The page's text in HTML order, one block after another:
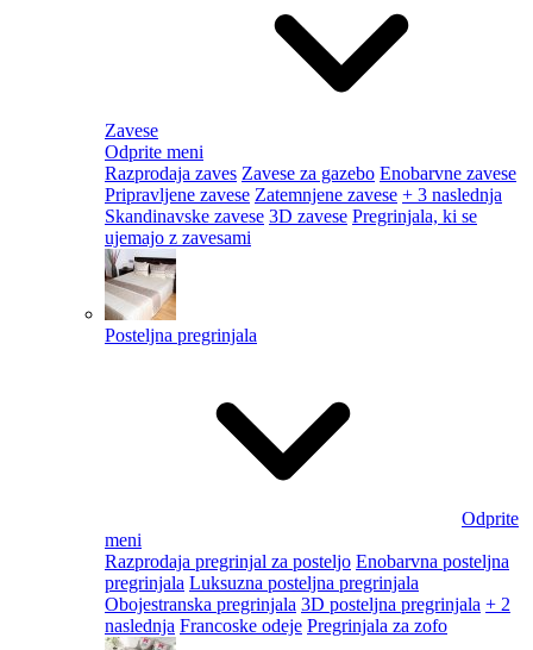
Zavese
Odprite meni
Razprodaja zaves Zavese za gazebo Enobarvne zavese
Pripravljene zavese Zatemnjene zavese + 3 naslednja
Skandinavske zavese 3D zavese Pregrinjala, ki se
ujemajo z zavesami
Posteljna pregrinjala
Odprite
meni
Razprodaja pregrinjal za posteljo Enobarvna posteljna
pregrinjala Luksuzna posteljna pregrinjala
Obojestranska pregrinjala 3D posteljna pregrinjala + 2
naslednja Francoske odeje Pregrinjala za zofo